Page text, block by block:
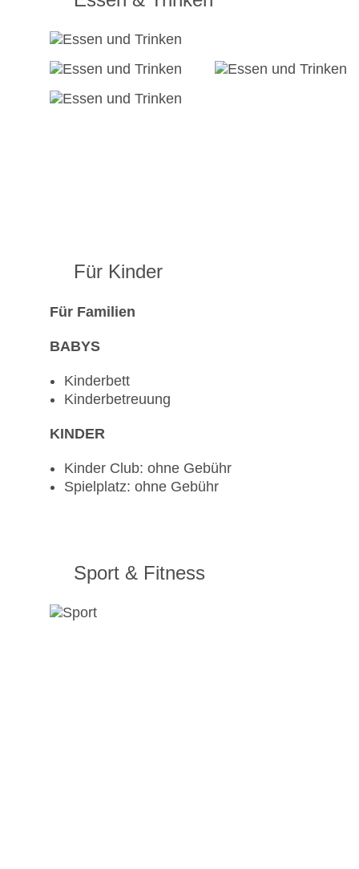
Für Kinder
Für Familien
BABYS
Kinderbett
Kinderbetreuung
KINDER
Kinder Club: ohne Gebühr
Spielplatz: ohne Gebühr
Sport & Fitness